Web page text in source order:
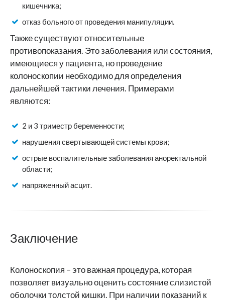
кишечника;
отказ больного от проведения манипуляции.
Также существуют относительные
противопоказания. Это заболевания или состояния,
имеющиеся у пациента, но проведение
колоноскопии необходимо для определения
дальнейшей тактики лечения. Примерами
являются:
2 и 3 триместр беременности;
нарушения свертывающей системы крови;
острые воспалительные заболевания аноректальной
области;
напряженный асцит.
Заключение
Колоноскопия – это важная процедура, которая
позволяет визуально оценить состояние слизистой
оболочки толстой кишки. При наличии показаний к